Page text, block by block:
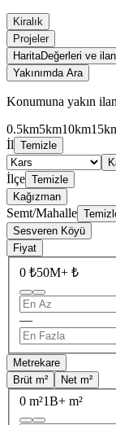
Kiralık
Projeler
HaritaDeğerleri ve
Yakınımda Ara
Konumuna yakın
0.5km5km10km
İl Temizle
İlçe Temizle
Kağızman
Semt/Mahalle
Sesveren Köyü
Fiyat
0 ₺50M+ ₺
—
Metrekare
Brüt m²
Net m²
0 m²1B+ m²